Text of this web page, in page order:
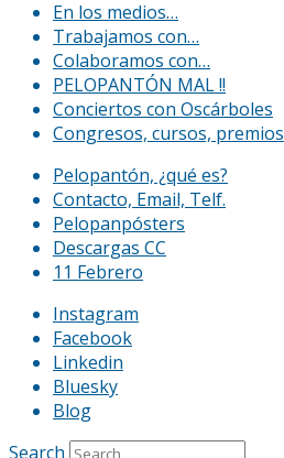
En los medios…
Trabajamos con…
Colaboramos con…
PELOPANTÓN MAL !!
Conciertos con Oscárboles
Congresos, cursos, premios
Pelopantón, ¿qué es?
Contacto, Email, Telf.
Pelopanpósters
Descargas CC
11 Febrero
Instagram
Facebook
Linkedin
Bluesky
Blog
Search